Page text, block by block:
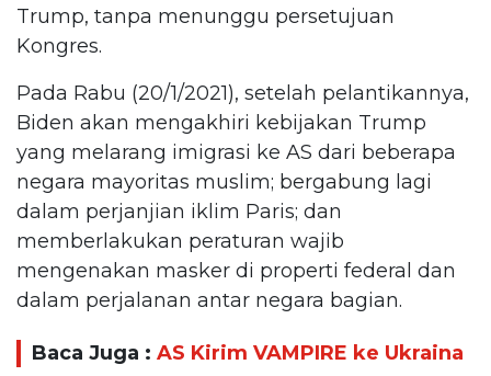
Trump, tanpa menunggu persetujuan
Kongres.
Pada Rabu (20/1/2021), setelah pelantikannya,
Biden akan mengakhiri kebijakan Trump
yang melarang imigrasi ke AS dari beberapa
negara mayoritas muslim; bergabung lagi
dalam perjanjian iklim Paris; dan
memberlakukan peraturan wajib
mengenakan masker di properti federal dan
dalam perjalanan antar negara bagian.
Baca Juga : AS Kirim VAMPIRE ke Ukraina